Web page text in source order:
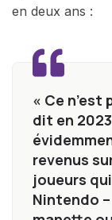
en deux ans :
« Ce
dit en
revenus
joueurs
Nintendo